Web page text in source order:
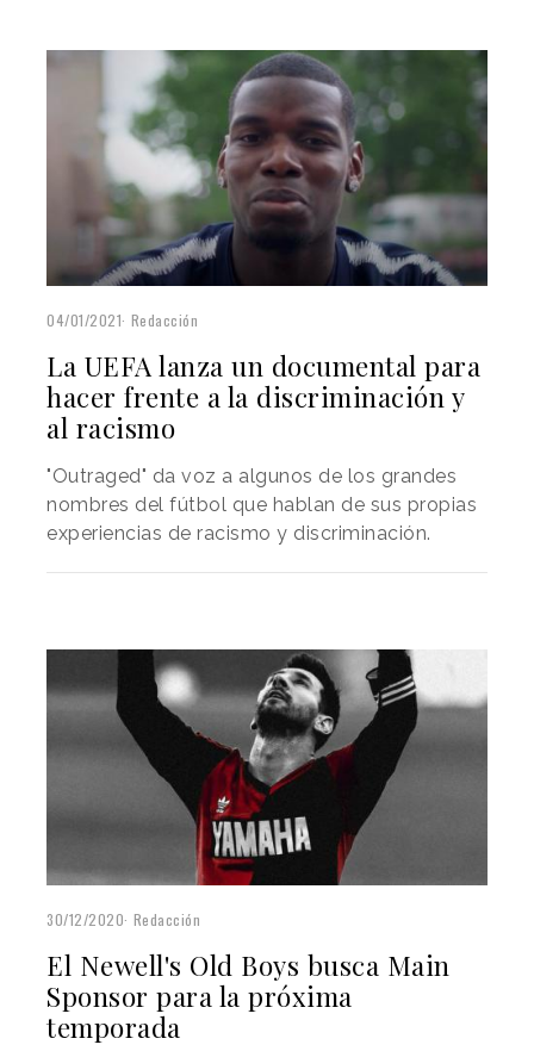
04/01/2021 Redacción
La UEFA lanza un documental para
hacer frente a la discriminación y
al racismo
"Outraged" da voz a algunos de los grandes
nombres del fútbol que hablan de sus propias
experiencias de racismo y discriminación.
30/12/2020 Redacción
El Newell's Old Boys busca Main
Sponsor para la próxima
temporada